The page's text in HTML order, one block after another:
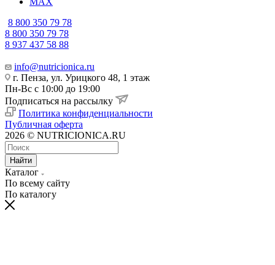
8 800 350 79 78
8 800 350 79 78
8 937 437 58 88
info@nutricionica.ru
г. Пенза, ул. Урицкого 48, 1 этаж
Пн-Вс с 10:00 до 19:00
Подписаться на рассылку
Политика конфиденциальности
Публичная оферта
2026 © NUTRICIONICA.RU
Найти
Каталог
По всему сайту
По каталогу